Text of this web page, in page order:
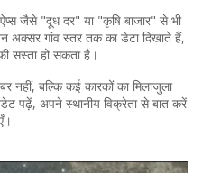
जैसे "दूध दर" या "कृषि बाजार" से भी
अक्सर गांव स्तर तक का डेटा दिखाते हैं,
सस्ता हो सकता है।
बल्कि कई कारकों का मिलाजुला
पढ़ें, अपने स्थानीय विक्रेता से बात करें